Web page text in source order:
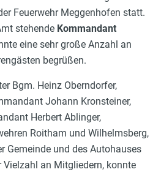
Feuerwehr Meggenhofen statt.
stehende Kommandant
eine sehr große Anzahl an
begrüßen.
Bgm. Heinz Oberndorfer,
Johann Kronsteiner,
Herbert Ablinger,
Roitham und Wilhelmsberg,
Gemeinde und des Autohauses
Vielzahl an Mitgliedern, konnte